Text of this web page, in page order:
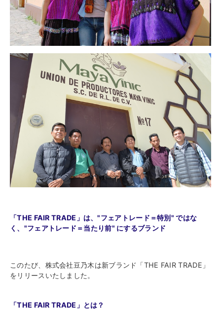
「THE FAIR TRADE」は、"フェアトレード＝特別" ではな
く、"フェアトレード＝当たり前" にするブランド
このたび、株式会社豆乃木は新ブランド「THE FAIR TRADE」
をリリースいたしました。
「THE FAIR TRADE」とは？